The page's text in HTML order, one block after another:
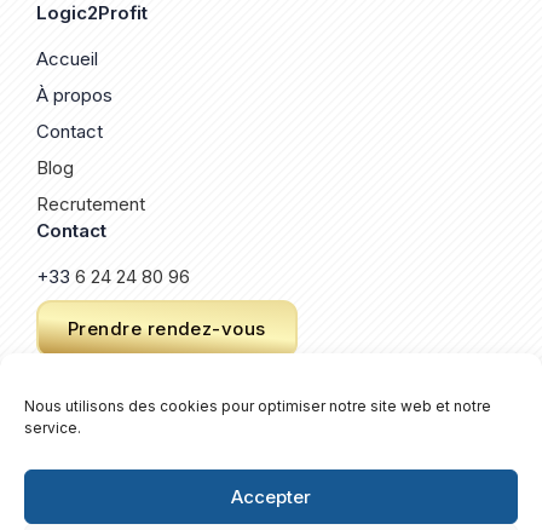
Nous utilisons des cookies pour optimiser notre site web et notre
service.
Accepter
Logic2Profit
Accueil
À propos
Contact
Blog
Recrutement
Contact
+33 6 24 24 80 96
Prendre rendez-vous
© 2026 Logic2Profit. Un site créé par
Plan de site